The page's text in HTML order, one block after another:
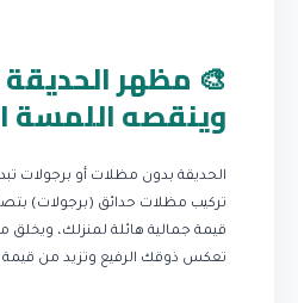
🎨 مظهر
وينقصه اللمسة
الحديقة بدون مظلات أو برجولات
تركيب مظلات حدائق (برجولات)
قيمة جمالية هائلة لمنزلك، ويخلق
تعكس ذوقك الرفيع وتزيد من قيمة